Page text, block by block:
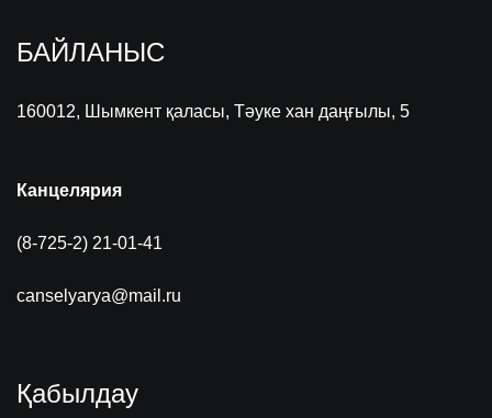
БАЙЛАНЫС
160012, Шымкент қаласы, Тәуке хан даңғылы, 5
Канцелярия
(8-725-2) 21-01-41
canselyarya@mail.ru
Қабылдау